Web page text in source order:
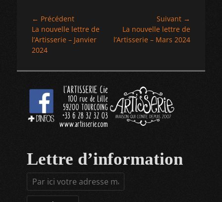
Navigation
de
l’article
← Précédent
Article
précédent :
La nouvelle lettre de
l’Artisserie – Janvier
2024
Suivant →
Article
suivant :
La nouvelle lettre de
l’Artisserie – Mars 2024
Lettre d’information